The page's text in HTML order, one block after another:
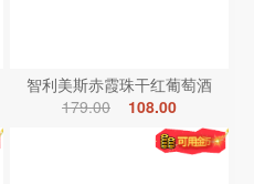
智利美斯赤霞珠干红葡萄酒
179.00
108.00